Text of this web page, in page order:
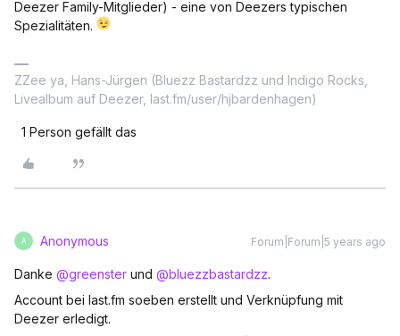
Deezer Family-Mitglieder) - eine von Deezers typischen
Spezialitäten.
ZZee ya, Hans-Jürgen (Bluezz Bastardzz und Indigo Rocks,
Livealbum auf Deezer, last.fm/user/hjbardenhagen)
1 Person gefällt das
A Anonymous Forum|Forum|5 years ago
Danke @greenster und @bluezzbastardzz.
Account bei last.fm soeben erstellt und Verknüpfung mit
Deezer erledigt.